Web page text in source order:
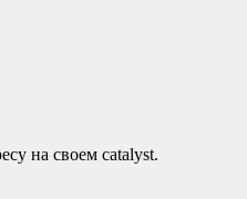
на своем catalyst.